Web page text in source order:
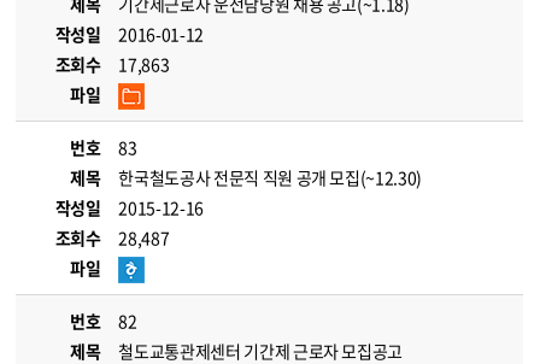
작성일
2016-01-12
조회수
17,863
파일
번호
83
제목
한국철도공사 전문직 직원 공개 모집(~12.30)
작성일
2015-12-16
조회수
28,487
파일
번호
82
제목
철도교통관제센터 기간제 근로자 모집공고